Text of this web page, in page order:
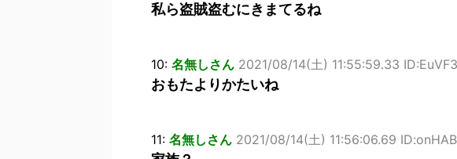
私ら盗賊盗むにきまてるね
10: 名無しさん 2021/08/14(土) 11:55:59.33
おもたよりかたいね
11: 名無しさん 2021/08/14(土) 11:56:06.69